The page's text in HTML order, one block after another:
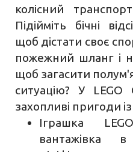
колісний
Підійміть бічні
щоб дістати своє
пожежний шланг і
щоб загасити
ситуацію? У
захопливі пригоди
Іграшка